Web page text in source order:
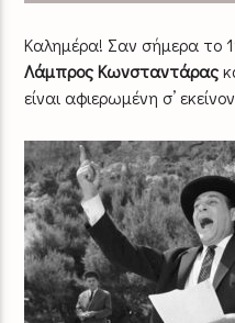
Καλημέρα! Σαν σήμερα το
Λάμπρος Κωνσταντάρας
είναι αφιερωμένη σ’